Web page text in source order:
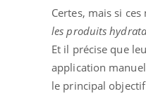
Certes, mais si
les produits
Et il précise que
application
le principal